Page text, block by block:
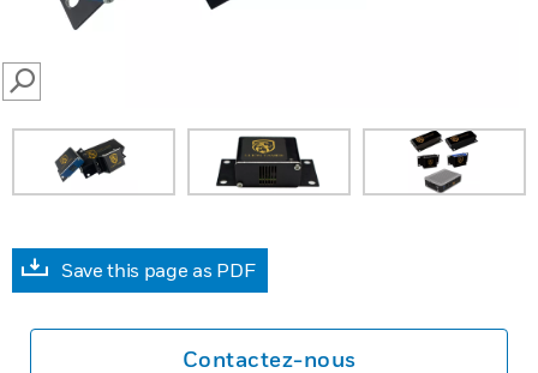
SEARCH
Save this page as PDF
Contactez-nous